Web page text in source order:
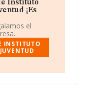
Instituto
¡Es
el
INSTITUTO